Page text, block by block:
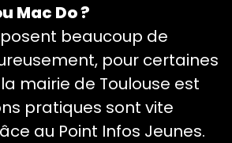
Mac Do ?
beaucoup de
pour certaines
mairie de Toulouse est
pratiques sont vite
au Point Infos Jeunes.